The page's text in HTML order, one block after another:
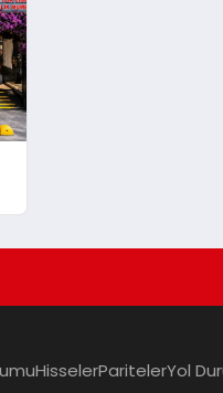
HisselerParitelerYol